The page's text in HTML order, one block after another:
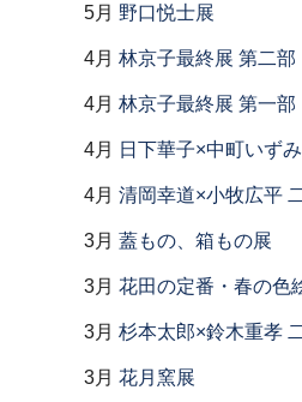
5月 野口悦士展
4月 林京子最終展 第二
4月 林京子最終展 第一
4月 日下華子×中町いず
4月 清岡幸道×小牧広平
3月 蓋もの、箱もの展
3月 花田の定番・春の色
3月 杉本太郎×鈴木重孝
3月 花月窯展